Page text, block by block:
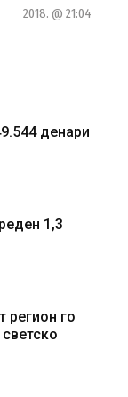
2018. @ 21:04
денари
1,3
регион го